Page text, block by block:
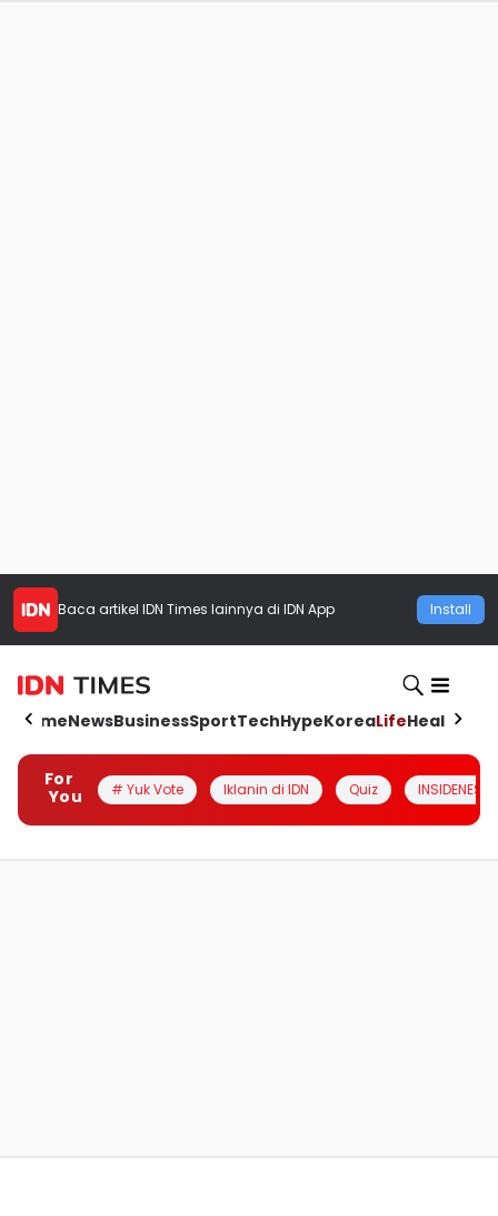
Baca artikel IDN Times lainnya di IDN App Install
HomeNewsBusinessSportTechHypeKoreaLifeHealth
For
You
# Yuk Vote Iklanin di IDN Quiz INSIDENESIA